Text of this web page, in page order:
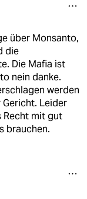
über Monsanto,
die
Die Mafia ist
nein danke.
werden
Leider
Recht mit gut
brauchen.